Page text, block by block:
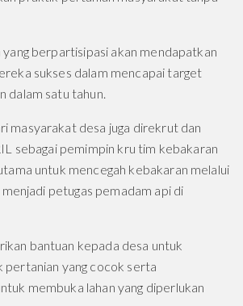
yang berpartisipasi akan mendapatkan
sukses dalam mencapai target
dalam satu tahun.
masyarakat desa juga direkrut dan
sebagai pemimpin kru tim kebakaran
untuk mencegah kebakaran melalui
menjadi petugas pemadam api di
bantuan kepada desa untuk
pertanian yang cocok serta
membuka lahan yang diperlukan